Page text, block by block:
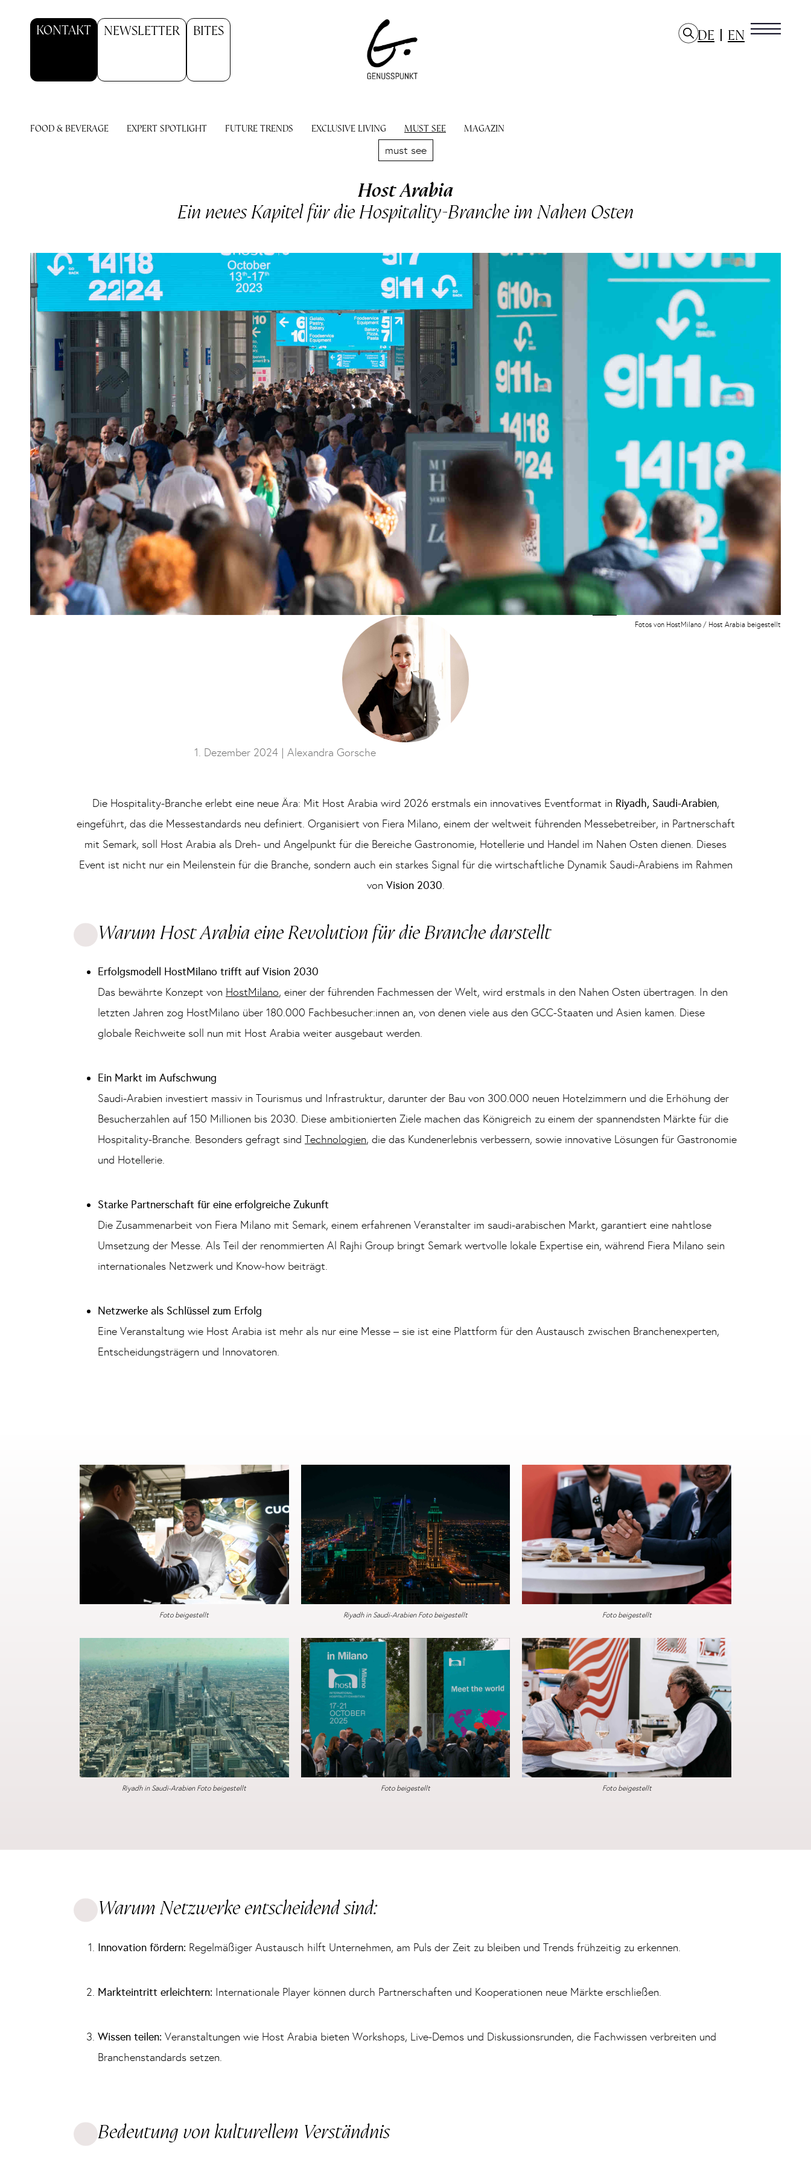
KONTAKT NEWSLETTER BITES DE EN
FOOD & BEVERAGE EXPERT SPOTLIGHT FUTURE TRENDS EXCLUSIVE LIVING MUST SEE MAGAZIN
must see
Host Arabia
Ein neues Kapitel für die Hospitality-Branche im Nahen Osten
Fotos von HostMilano / Host Arabia beigestellt
1. Dezember 2024 | Alexandra Gorsche
Die Hospitality-Branche erlebt eine neue Ära: Mit Host Arabia wird 2026 erstmals ein innovatives Eventformat in Riyadh, Saudi-Arabien,
eingeführt, das die Messestandards neu definiert. Organisiert von Fiera Milano, einem der weltweit führenden Messebetreiber, in Partnerschaft
mit Semark, soll Host Arabia als Dreh- und Angelpunkt für die Bereiche Gastronomie, Hotellerie und Handel im Nahen Osten dienen. Dieses
Event ist nicht nur ein Meilenstein für die Branche, sondern auch ein starkes Signal für die wirtschaftliche Dynamik Saudi-Arabiens im Rahmen
von Vision 2030.
Warum Host Arabia eine Revolution für die Branche darstellt
Erfolgsmodell HostMilano trifft auf Vision 2030
Das bewährte Konzept von HostMilano, einer der führenden Fachmessen der Welt, wird erstmals in den Nahen Osten übertragen. In den
letzten Jahren zog HostMilano über 180.000 Fachbesucher:innen an, von denen viele aus den GCC-Staaten und Asien kamen. Diese
globale Reichweite soll nun mit Host Arabia weiter ausgebaut werden.
Ein Markt im Aufschwung
Saudi-Arabien investiert massiv in Tourismus und Infrastruktur, darunter der Bau von 300.000 neuen Hotelzimmern und die Erhöhung der
Besucherzahlen auf 150 Millionen bis 2030. Diese ambitionierten Ziele machen das Königreich zu einem der spannendsten Märkte für die
Hospitality-Branche. Besonders gefragt sind Technologien, die das Kundenerlebnis verbessern, sowie innovative Lösungen für Gastronomie
und Hotellerie.
Starke Partnerschaft für eine erfolgreiche Zukunft
Die Zusammenarbeit von Fiera Milano mit Semark, einem erfahrenen Veranstalter im saudi-arabischen Markt, garantiert eine nahtlose
Umsetzung der Messe. Als Teil der renommierten Al Rajhi Group bringt Semark wertvolle lokale Expertise ein, während Fiera Milano sein
internationales Netzwerk und Know-how beiträgt.
Netzwerke als Schlüssel zum Erfolg
Eine Veranstaltung wie Host Arabia ist mehr als nur eine Messe – sie ist eine Plattform für den Austausch zwischen Branchenexperten,
Entscheidungsträgern und Innovatoren.
Foto beigestellt Riyadh in Saudi-Arabien Foto beigestellt Foto beigestellt
Riyadh in Saudi-Arabien Foto beigestellt Foto beigestellt Foto beigestellt
Warum Netzwerke entscheidend sind:
Innovation fördern: Regelmäßiger Austausch hilft Unternehmen, am Puls der Zeit zu bleiben und Trends frühzeitig zu erkennen.
Markteintritt erleichtern: Internationale Player können durch Partnerschaften und Kooperationen neue Märkte erschließen.
Wissen teilen: Veranstaltungen wie Host Arabia bieten Workshops, Live-Demos und Diskussionsrunden, die Fachwissen verbreiten und
Branchenstandards setzen.
Bedeutung von kulturellem Verständnis